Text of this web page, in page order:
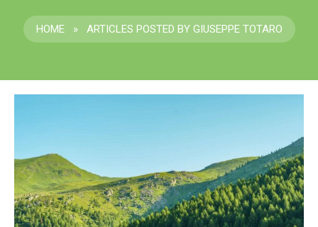
HOME » ARTICLES POSTED BY GIUSEPPE TOTARO